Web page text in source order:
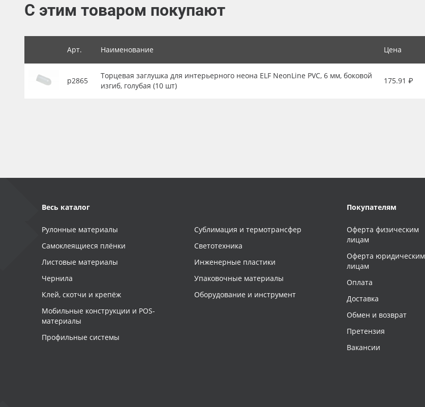
С этим товаром покупают
Арт. Наименование Цена
р2865
Торцевая заглушка для интерьерного неона ELF NeonLine PVC, 6 мм, боковой
изгиб, голубая (10 шт)
175.91 ₽
Весь каталог
Рулонные материалы
Самоклеящиеся плёнки
Листовые материалы
Чернила
Клей, скотчи и крепёж
Мобильные конструкции и POS-
материалы
Профильные системы
Сублимация и термотрансфер
Светотехника
Инженерные пластики
Упаковочные материалы
Оборудование и инструмент
Покупателям
Оферта физическим
лицам
Оферта юридическим
лицам
Оплата
Доставка
Обмен и возврат
Претензия
Вакансии